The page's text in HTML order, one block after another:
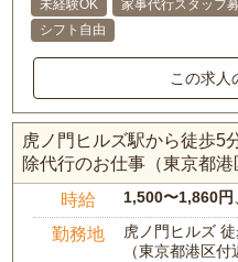
未経験OK
家事代行スタッフ
シフト自由
この求人
虎ノ門ヒルズ駅から徒歩5
除代行のお仕事（東京都港
時給 1,500〜1,860円
勤務地
虎ノ門ヒルズ
（東京都港区付